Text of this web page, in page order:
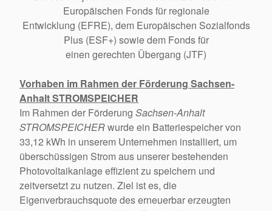
Europäischen Fonds für regionale
Entwicklung (EFRE), dem Europäischen Sozialfonds
Plus (ESF+) sowie dem Fonds für
einen gerechten Übergang (JTF)
Vorhaben im Rahmen der Förderung Sachsen-
Anhalt STROMSPEICHER
Im Rahmen der Förderung Sachsen-Anhalt
STROMSPEICHERwurde ein Batteriespeicher von
33,12 kWh in unserem Unternehmen installiert, um
überschüssigen Strom aus unserer bestehenden
Photovoltaikanlage effizient zu speichern und
zeitversetzt zu nutzen. Ziel ist es, die
Eigenverbrauchsquote des erneuerbar erzeugten